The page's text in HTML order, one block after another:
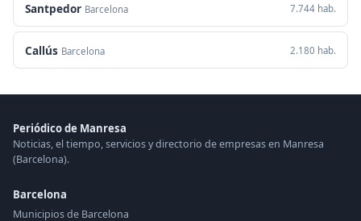
Santpedor Barcelona 7.744 hab.
Callús Barcelona 2.180 hab.
Periódico de Manresa
Noticias, el tiempo, servicios y directorio de empresas en Manresa
(Barcelona).
Barcelona
Municipios de Barcelona